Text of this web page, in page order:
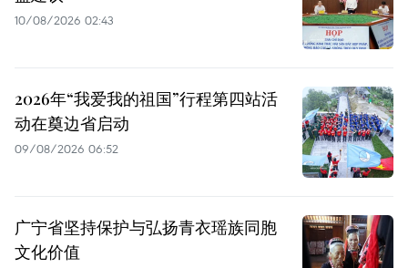
10/08/2026 02:43
2026年“我爱我的祖国”行程第四站活
动在奠边省启动
09/08/2026 06:52
广宁省坚持保护与弘扬青衣瑶族同胞
文化价值